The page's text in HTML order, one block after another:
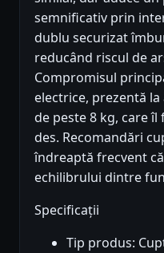
semnificativ prin
dublu securizat
reducând riscul de
Compromisul
electrice, prezentă
de peste 8 kg, care
des. Recomandări
îndreaptă frecvent
echilibrului dintre
Specificații
Tip produs: